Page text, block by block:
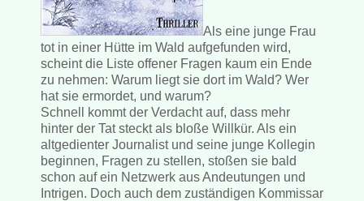
Als eine junge Frau
tot in einer Hütte im Wald aufgefunden wird,
scheint die Liste offener Fragen kaum ein Ende
zu nehmen: Warum liegt sie dort im Wald? Wer
hat sie ermordet, und warum?
Schnell kommt der Verdacht auf, dass mehr
hinter der Tat steckt als bloße Willkür. Als ein
altgedienter Journalist und seine junge Kollegin
beginnen, Fragen zu stellen, stoßen sie bald
schon auf ein Netzwerk aus Andeutungen und
Intrigen. Doch auch dem zuständigen Kommissar